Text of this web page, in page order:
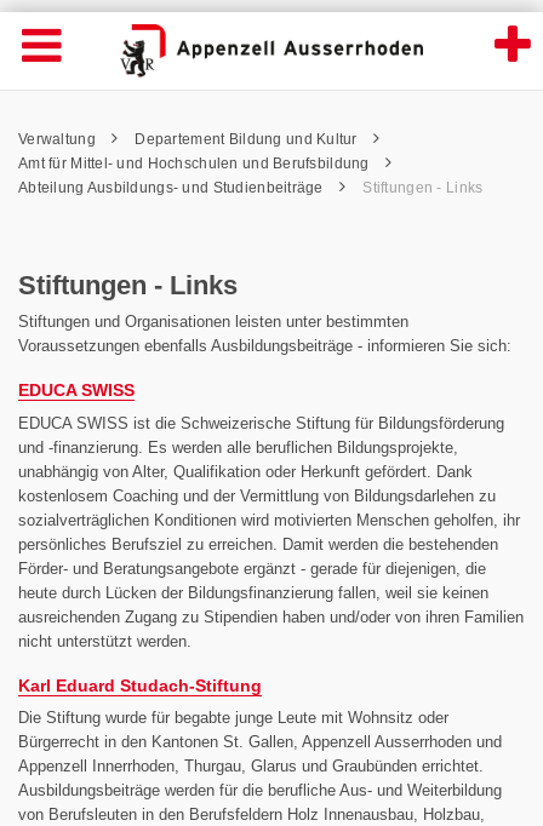
Stiftungen - Links - Appenzell
Wichtige
Seiten
Home
Inhalt
Kontakt
Sitemap
Navigation öffnen
Inhalt
Pfadnavigation
Verwaltung
Departement Bildung und Kultur
Amt für Mittel- und Hochschulen und Berufsbildung
Abteilung Ausbildungs- und Studienbeiträge
Stiftungen - Links
Stiftungen - Links
Stiftungen und Organisationen leisten unter bestimmten
Voraussetzungen ebenfalls Ausbildungsbeiträge - informieren Sie sich:
EDUCA SWISS
EDUCA SWISS ist die Schweizerische Stiftung für Bildungsförderung
und -finanzierung. Es werden alle beruflichen Bildungsprojekte,
unabhängig von Alter, Qualifikation oder Herkunft gefördert. Dank
kostenlosem Coaching und der Vermittlung von Bildungsdarlehen zu
sozialverträglichen Konditionen wird motivierten Menschen geholfen, ihr
persönliches Berufsziel zu erreichen. Damit werden die bestehenden
Förder- und Beratungsangebote ergänzt - gerade für diejenigen, die
heute durch Lücken der Bildungsfinanzierung fallen, weil sie keinen
ausreichenden Zugang zu Stipendien haben und/oder von ihren Familien
nicht unterstützt werden.
Karl Eduard Studach-Stiftung
Die Stiftung wurde für begabte junge Leute mit Wohnsitz oder
Bürgerrecht in den Kantonen St. Gallen, Appenzell Ausserrhoden und
Appenzell Innerrhoden, Thurgau, Glarus und Graubünden errichtet.
Ausbildungsbeiträge werden für die berufliche Aus- und Weiterbildung
von Berufsleuten in den Berufsfeldern Holz Innenausbau, Holzbau,